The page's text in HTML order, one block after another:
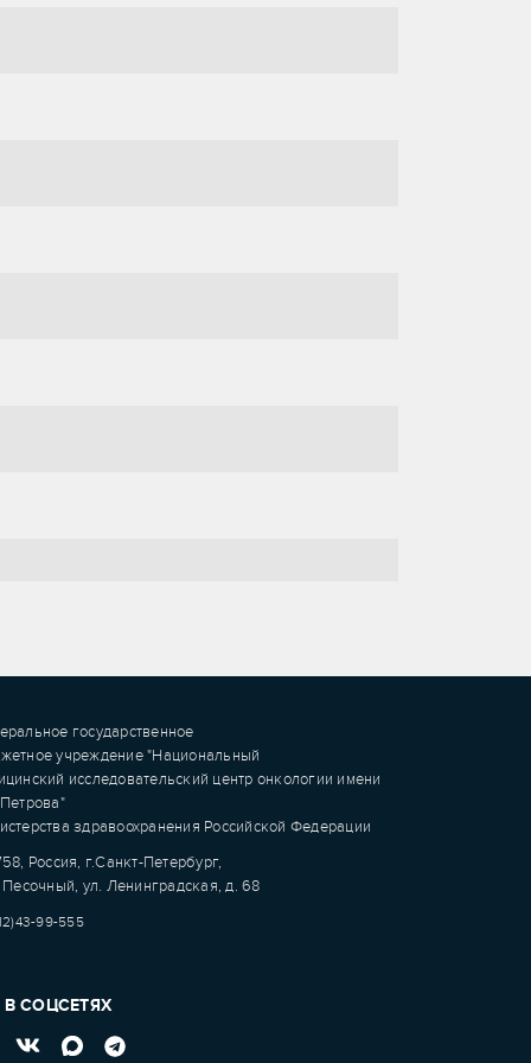
государственное
учреждение "Национальный
исследовательский центр онкологии имени
здравоохранения Российской Федерации
Россия, г.Санкт-Петербург,
Песочный, ул. Ленинградская, д. 68
99-555
СОЦСЕТЯХ